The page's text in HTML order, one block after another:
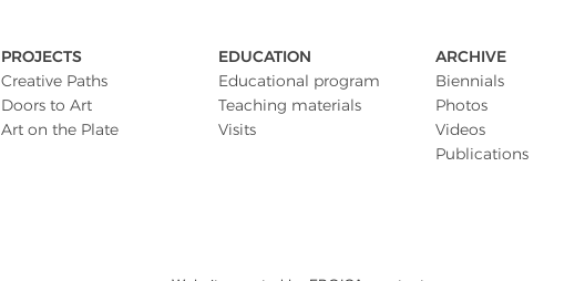
PROJECTS
Creative Paths
Doors to Art
Art on the Plate
EDUCATION
Educational program
Teaching materials
Visits
ARCHIVE
Biennials
Photos
Videos
Publications